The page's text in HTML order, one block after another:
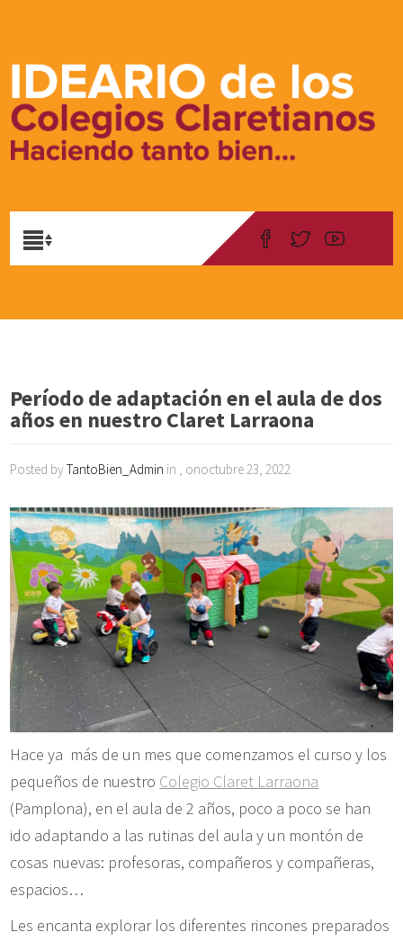
Período de adaptación en el aula de dos
años en nuestro Claret Larraona
Posted byTantoBien_Admin in , onoctubre 23, 2022
Hace ya más de un mes que comenzamos el curso y los
pequeños de nuestro Colegio Claret Larraona
(Pamplona), en el aula de 2 años, poco a poco se han
ido adaptando a las rutinas del aula y un montón de
cosas nuevas: profesoras, compañeros y compañeras,
espacios…
Les encanta explorar los diferentes rincones preparados